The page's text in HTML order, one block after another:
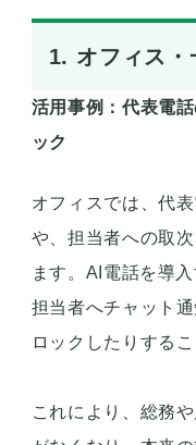
1. オフィス・
活用事例：代表電
ック
オフィスでは、代
や、担当者への取
ます。AI電話を導
担当者へチャット
ロックしたりする
これにより、総務